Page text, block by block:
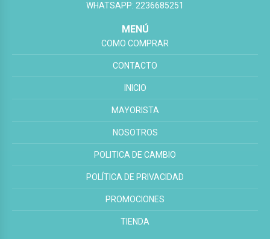
WHATSAPP: 2236685251
MENÚ
COMO COMPRAR
CONTACTO
INICIO
MAYORISTA
NOSOTROS
POLITICA DE CAMBIO
POLÍTICA DE PRIVACIDAD
PROMOCIONES
TIENDA